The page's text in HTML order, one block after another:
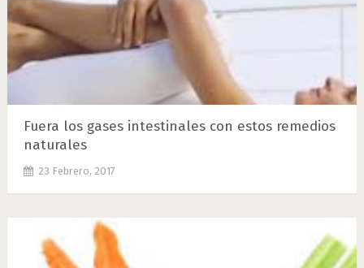
Fuera los gases intestinales con estos remedios
naturales
23 Febrero, 2017